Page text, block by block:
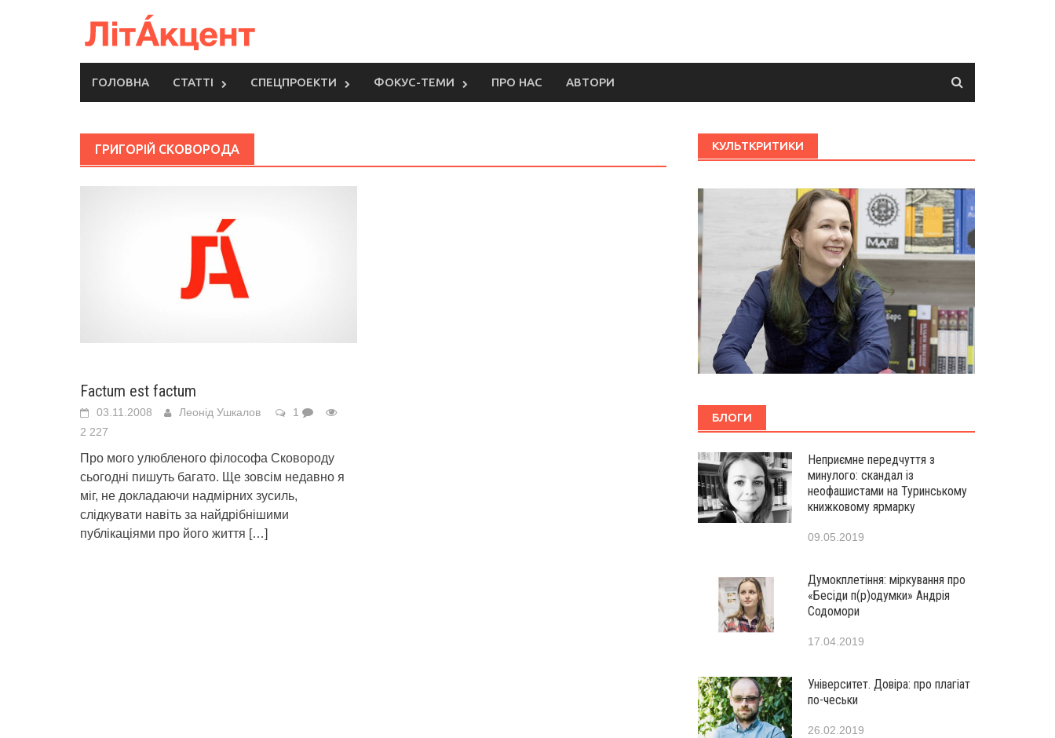
ГОЛОВНА СТАТТІ СПЕЦПРОЕКТИ ФОКУС-ТЕМИ ПРО НАС АВТОРИ
ГРИГОРІЙ СКОВОРОДА
Factum est factum
03.11.2008 Леонід Ушкалов
1
2 227
Про мого улюбленого філософа Сковороду
сьогодні пишуть багато. Ще зовсім недавно я
міг, не докладаючи надмірних зусиль,
слідкувати навіть за найдрібнішими
публікаціями про його життя […]
КУЛЬТКРИТИКИ
БЛОГИ
Неприємне передчуття з
минулого: скандал із
неофашистами на Туринському
книжковому ярмарку
09.05.2019
Думокплетіння: міркування про
«Бесіди п(р)одумки» Андрія
Содомори
17.04.2019
Університет. Довіра: про плагіат
по-чеськи
26.02.2019